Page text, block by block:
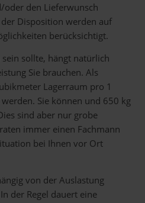
oder den Lieferwunsch
Disposition werden auf
berücksichtigt.
sollte, hängt natürlich
Sie brauchen. Als
Lagerraum pro 1
Sie können und 650 kg
sind aber nur grobe
immer einen Fachmann
bei Ihnen vor Ort
von der Auslastung
der Regel dauert eine